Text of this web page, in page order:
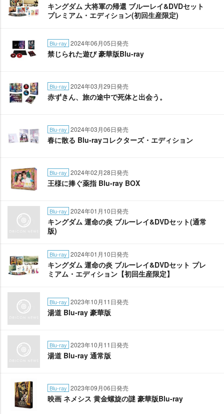
キングダム 大将軍の帰還 ブルーレイ&DVDセット
プレミアム・エディション(初回生産限定)
Blu-ray 2024年06月05日発売
禁じられた遊び 豪華版Blu-ray
Blu-ray 2024年03月29日発売
赤ずきん、旅の途中で死体と出会う。
Blu-ray 2024年03月06日発売
春に散る Blu-rayコレクターズ・エディション
Blu-ray 2024年02月28日発売
王様に捧ぐ薬指 Blu-ray BOX
Blu-ray 2024年01月10日発売
キングダム 運命の炎 ブルーレイ&DVDセット(通常
版)
Blu-ray 2024年01月10日発売
キングダム 運命の炎 ブルーレイ&DVDセット プレ
ミアム・エディション【初回生産限定】
Blu-ray 2023年10月11日発売
湯道 Blu-ray 豪華版
Blu-ray 2023年10月11日発売
湯道 Blu-ray 通常版
Blu-ray 2023年09月06日発売
映画 ネメシス 黄金螺旋の謎 豪華版Blu-ray